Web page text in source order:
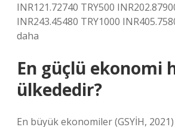
INR121.72740 TRY500
INR243.45480 TRY1000
daha
En güçlü ekonomi
ülkededir?
En büyük ekonomiler (GSYİH,